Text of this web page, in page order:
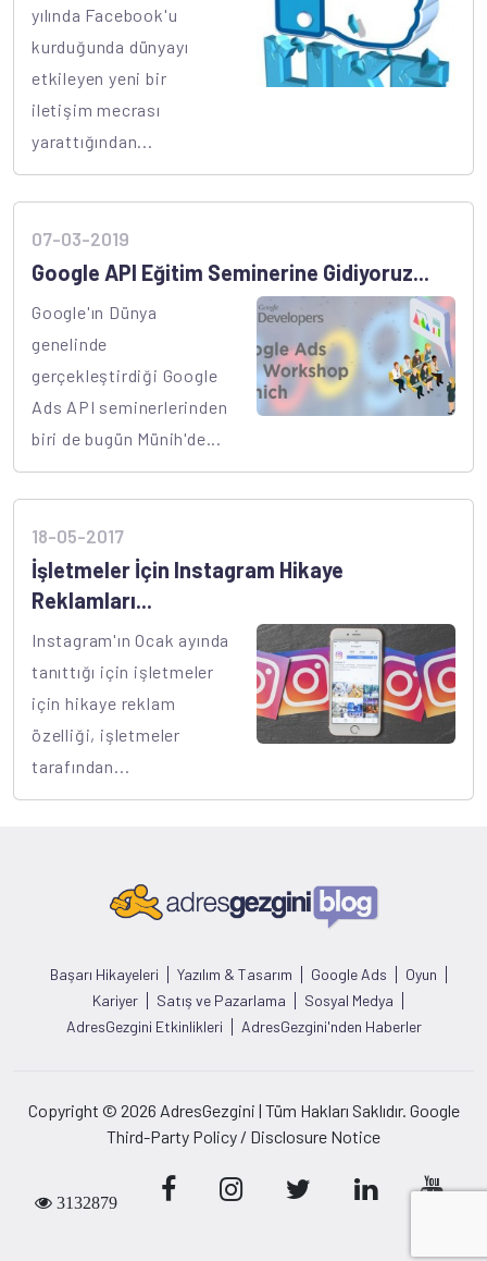
yılında Facebook'u
kurduğunda dünyayı
etkileyen yeni bir
iletişim mecrası
yarattığından...
07-03-2019
Google API Eğitim Seminerine Gidiyoruz...
Google'ın Dünya
genelinde
gerçekleştirdiği Google
Ads API seminerlerinden
biri de bugün Münih'de...
18-05-2017
İşletmeler İçin Instagram Hikaye
Reklamları...
Instagram'ın Ocak ayında
tanıttığı için işletmeler
için hikaye reklam
özelliği, işletmeler
tarafından...
Başarı Hikayeleri Yazılım & Tasarım Google Ads
Oyun
Kariyer
Satış ve Pazarlama
Sosyal Medya
AdresGezgini Etkinlikleri
AdresGezgini'nden Haberler
Copyright © 2026 AdresGezgini | Tüm Hakları Saklıdır. Google
Third-Party Policy / Disclosure Notice
3132879